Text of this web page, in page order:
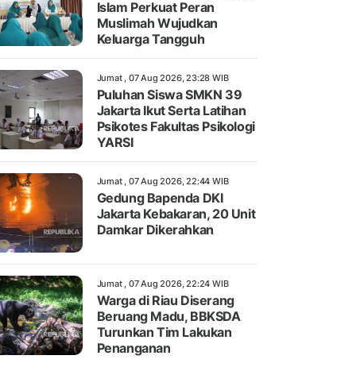
Islam Perkuat Peran
Muslimah Wujudkan
Keluarga Tangguh
Jumat , 07 Aug 2026, 23:28 WIB
Puluhan Siswa SMKN 39
Jakarta Ikut Serta Latihan
Psikotes Fakultas Psikologi
YARSI
Jumat , 07 Aug 2026, 22:44 WIB
Gedung Bapenda DKI
Jakarta Kebakaran, 20 Unit
Damkar Dikerahkan
Jumat , 07 Aug 2026, 22:24 WIB
Warga di Riau Diserang
Beruang Madu, BBKSDA
Turunkan Tim Lakukan
Penanganan